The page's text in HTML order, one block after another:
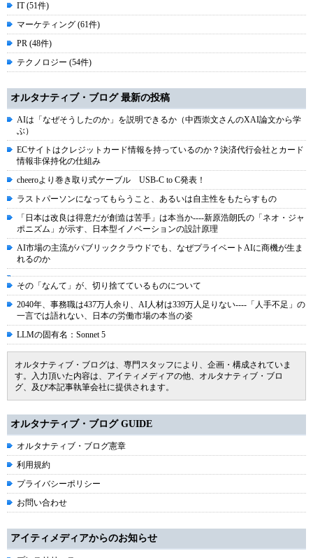
IT (51件)
マーケティング (61件)
PR (48件)
テクノロジー (54件)
オルタナティブ・ブログ 最新の投稿
AIは「なぜそうしたのか」を説明できるか（中西崇文さんのXAI論文から学
ぶ）
ECサイトはクレジットカード情報を持っているのか？決済代行会社とカード
情報非保持化の仕組み
cheeroより巻き取り式ケーブル USB-C to C発表！
ラストパーソンになってもらうこと、あるいは自主性をもたらすもの
「日本は改良は得意だが創造は苦手」は本当か----新原浩朗氏の「ネオ・ジャ
ポニズム」が示す、日本型イノベーションの設計原理
AI市場の主流がパブリッククラウドでも、なぜプライベートAIに商機が生ま
れるのか
その「なんて」が、切り捨てているものについて
2040年、事務職は437万人余り、AI人材は339万人足りない----「人手不足」の
一言では語れない、日本の労働市場の本当の姿
LLMの固有名：Sonnet 5
オルタナティブ・ブログは、専門スタッフにより、企画・構成されていま
す。入力頂いた内容は、アイティメディアの他、オルタナティブ・ブロ
グ、及び本記事執筆会社に提供されます。
オルタナティブ・ブログ GUIDE
オルタナティブ・ブログ憲章
利用規約
プライバシーポリシー
お問い合わせ
アイティメディアからのお知らせ